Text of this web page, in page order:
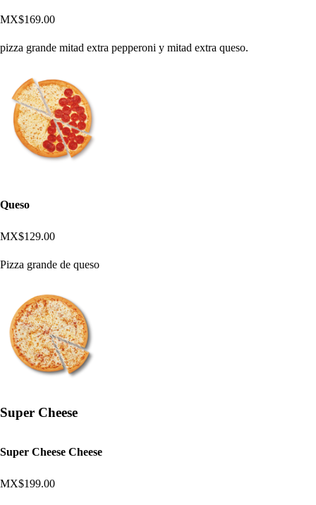
MX$169.00
pizza grande mitad extra pepperoni y mitad extra queso.
Queso
MX$129.00
Pizza grande de queso
Super Cheese
Super Cheese Cheese
MX$199.00